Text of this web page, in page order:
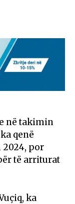
në takimin
qenë
por
të arriturat
ka